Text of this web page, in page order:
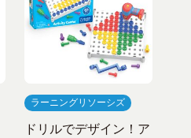
ラーニングリソーシズ
ドリルでデザイン！ア